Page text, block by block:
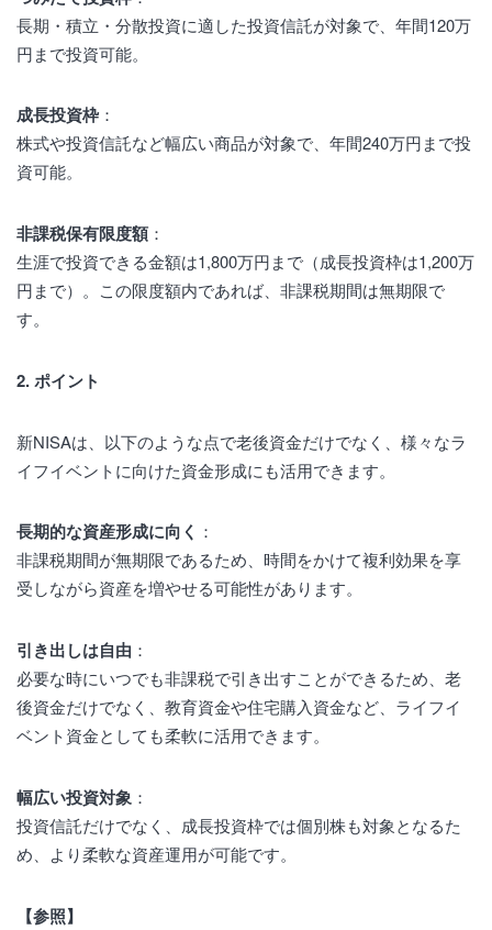
長期・積立・分散投資に適した投資信託が対象で、年間120万
円まで投資可能。
成長投資枠：
株式や投資信託など幅広い商品が対象で、年間240万円まで投
資可能。
非課税保有限度額：
生涯で投資できる金額は1,800万円まで（成長投資枠は1,200万
円まで）。この限度額内であれば、非課税期間は無期限で
す。
2. ポイント
新NISAは、以下のような点で老後資金だけでなく、様々なラ
イフイベントに向けた資金形成にも活用できます。
長期的な資産形成に向く ：
非課税期間が無期限であるため、時間をかけて複利効果を享
受しながら資産を増やせる可能性があります。
引き出しは自由 ：
必要な時にいつでも非課税で引き出すことができるため、老
後資金だけでなく、教育資金や住宅購入資金など、ライフイ
ベント資金としても柔軟に活用できます。
幅広い投資対象 ：
投資信託だけでなく、成長投資枠では個別株も対象となるた
め、より柔軟な資産運用が可能です。
【参照】